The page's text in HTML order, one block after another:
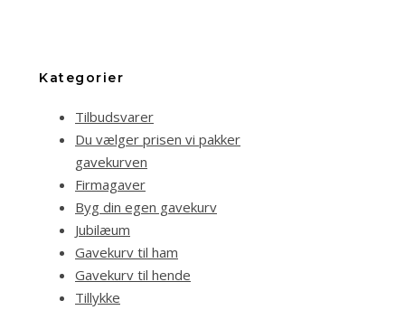
Kategorier
Tilbudsvarer
Du vælger prisen vi pakker
gavekurven
Firmagaver
Byg din egen gavekurv
Jubilæum
Gavekurv til ham
Gavekurv til hende
Tillykke